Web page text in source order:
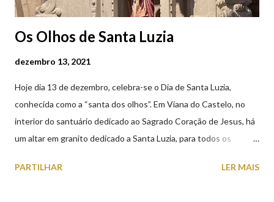
Os Olhos de Santa Luzia
dezembro 13, 2021
Hoje dia 13 de dezembro, celebra-se o Dia de Santa Luzia,
conhecida como a “santa dos olhos”. Em Viana do Castelo, no
interior do santuário dedicado ao Sagrado Coração de Jesus, há
um altar em granito dedicado a Santa Luzia, para todos os
uma capela dedicada a Santa Luzia construída no cimo do monte
PARTILHAR LER MAIS